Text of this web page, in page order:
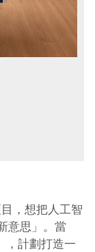
，想把人工智
意思」。當
，計劃打造一